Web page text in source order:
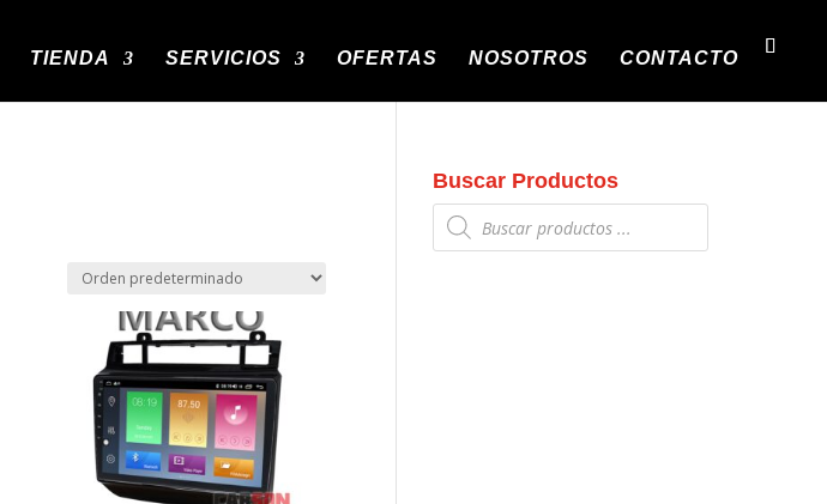
TIENDA SERVICIOS OFERTAS NOSOTROS CONTACTO
Buscar Productos
Búsqueda
de
productos